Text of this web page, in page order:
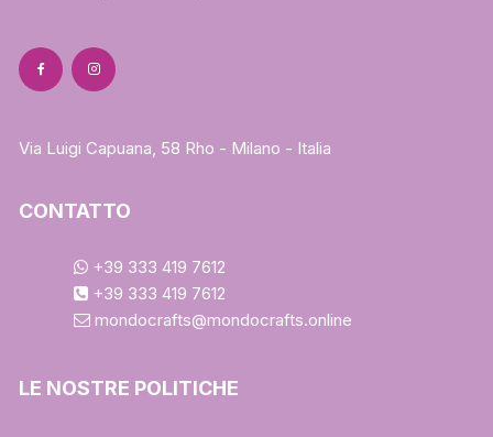
Via Luigi Capuana, 58 Rho - Milano - Italia
CONTATTO
+39 333 419 7612
+39 333 419 7612
mondocrafts@mondocrafts.online
LE NOSTRE POLITICHE